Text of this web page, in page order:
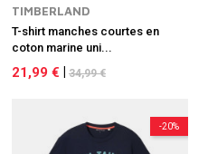
TIMBERLAND
T-shirt manches courtes en
coton marine uni...
21,99 € 34,99 €
-20%